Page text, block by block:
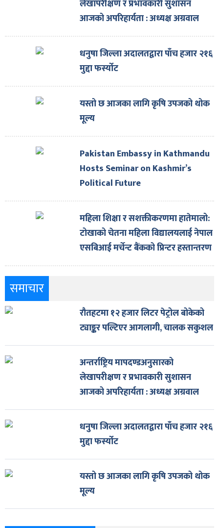
लेखापरीक्षण र प्रभावकारी सुशासन
आजको अपरिहार्यता : अध्यक्ष अग्रवाल
धनुषा जिल्ला अदालतद्वारा पाँच हजार २१६
मुद्दा फर्स्योट
यस्तो छ आजका लागि कृषि उपजको थोक
मूल्य
Pakistan Embassy in Kathmandu
Hosts Seminar on Kashmir’s
Political Future
महिला शिक्षा र सशक्तीकरणमा हातेमालो:
टोखाको चेतना महिला विद्यालयलाई नेपाल
एसबिआई मर्चेन्ट बैंकको प्रिन्टर हस्तान्तरण
समाचार
रौतहटमा १२ हजार लिटर पेट्रोल बोकेको
ट्याङ्कर पल्टिएर आगलागी, चालक सकुशल
अन्तर्राष्ट्रिय मापदण्डअनुसारको
लेखापरीक्षण र प्रभावकारी सुशासन
आजको अपरिहार्यता : अध्यक्ष अग्रवाल
धनुषा जिल्ला अदालतद्वारा पाँच हजार २१६
मुद्दा फर्स्योट
यस्तो छ आजका लागि कृषि उपजको थोक
मूल्य